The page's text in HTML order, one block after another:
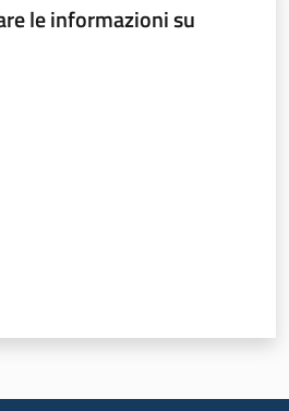
le informazioni su